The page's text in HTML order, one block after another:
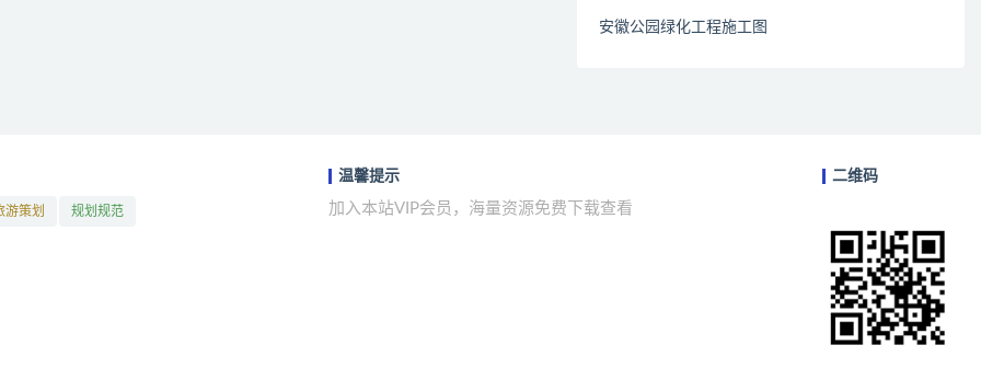
安徽公园绿化工程施工图
游策划 规划规范
温馨提示
加入本站VIP会员，海量资源免费下载查看
二维码